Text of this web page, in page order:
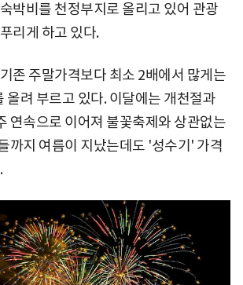
박비를 천정부지로 올리고 있어 관광
리게 하고 있다.
존 주말가격보다 최소 2배에서 많게는
올려 부르고 있다. 이달에는 개천절과
연속으로 이어져 불꽃축제와 상관없는
까지 여름이 지났는데도 '성수기' 가격